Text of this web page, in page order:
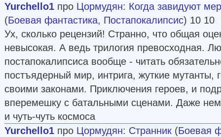
Yurchello1 про Цормудян: Когда завидуют
(Боевая фантастика, Постапокалипсис) 10 10
Ух, сколько рецензий! Странно, что общая
невысокая. А ведь трилогия превосходная.
постапокалипсиса вообще - читать
постъядерный мир, интрига, жуткие мутанты,
своими законами. Приключения героев, и
вперемешку с батальными сценами. Даже
и чуть-чуть космоса
Yurchello1 про Цормудян: Странник (Боевая